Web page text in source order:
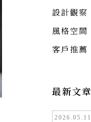
設計觀察
風格空間
客戶推薦
最新文章
2026.05.11